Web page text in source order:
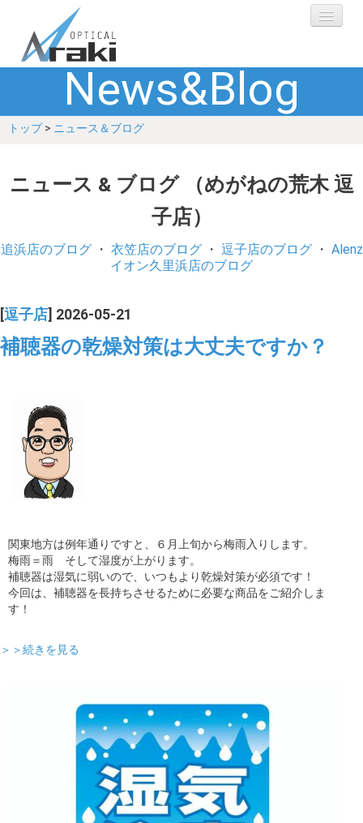
選ばれる理由
ブランド
ショップ
お客さまの声
コラム
ブログ
News&Blog
トップ> ニュース＆ブログ
ニュース & ブログ （めがねの荒木 逗
子店）
追浜店のブログ・ 衣笠店のブログ・ 逗子店のブログ・ Alenz
イオン久里浜店のブログ
逗子店 ] 2026-05-21
補聴器の乾燥対策は大丈夫ですか？
関東地方は例年通りですと、６月上旬から梅雨入りします。
梅雨＝雨 そして湿度が上がります。
補聴器は湿気に弱いので、いつもより乾燥対策が必須です！
今回は、補聴器を長持ちさせるために必要な商品をご紹介しま
す！
＞＞続きを見る